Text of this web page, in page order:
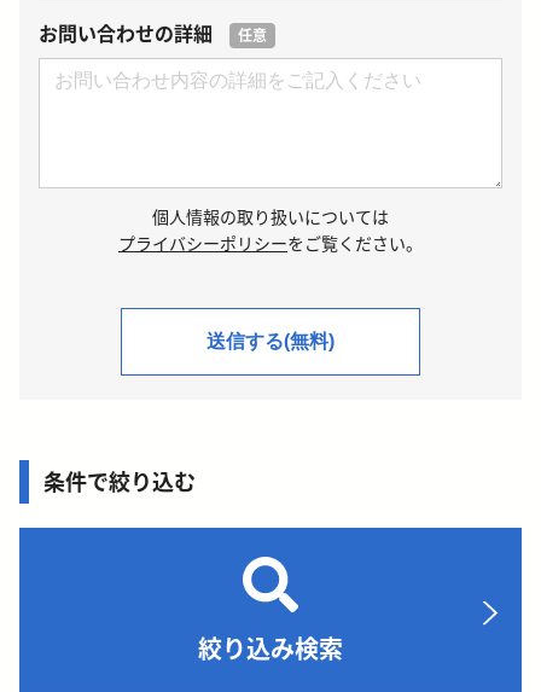
お問い合わせの詳細 任意
個人情報の取り扱いについては
プライバシーポリシーをご覧ください。
条件で絞り込む
絞り込み検索